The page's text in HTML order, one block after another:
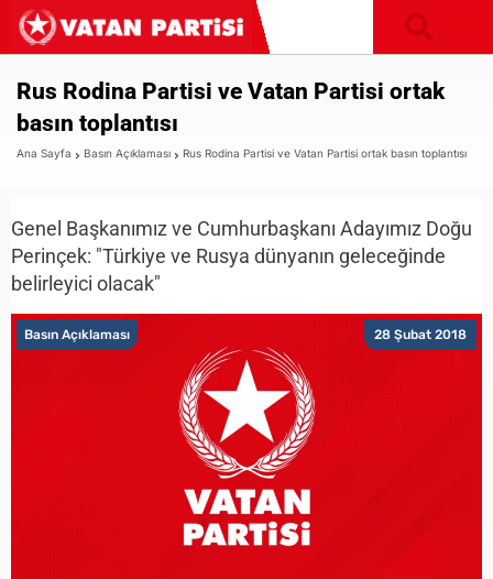
Rus Rodina Partisi ve Vatan Partisi ortak
basın toplantısı
Ana Sayfa Basın Açıklaması Rus Rodina Partisi ve Vatan Partisi ortak basın toplantısı
Genel Başkanımız ve Cumhurbaşkanı Adayımız Doğu
Perinçek: "Türkiye ve Rusya dünyanın geleceğinde
belirleyici olacak"
28 Şubat 2018
Basın Açıklaması